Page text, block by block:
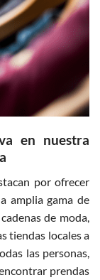
en nuestra
por ofrecer
amplia gama de
de moda,
tiendas locales a
las personas,
prendas